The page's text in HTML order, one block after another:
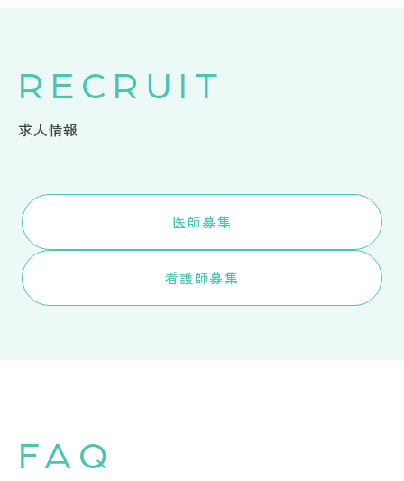
RECRUIT
求人情報
医師募集
看護師募集
FAQ